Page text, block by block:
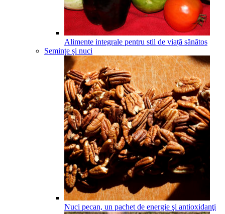
Alimente integrale pentru stil de viață sănătos
Semințe și nuci
Nuci pecan, un pachet de energie şi antioxidanţi